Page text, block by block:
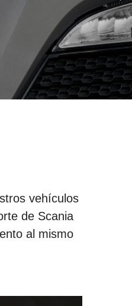
vehículos
de Scania
al mismo